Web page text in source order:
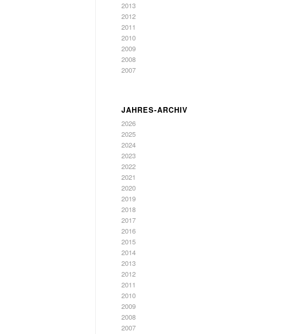
2013
2012
2011
2010
2009
2008
2007
JAHRES-ARCHIV
2026
2025
2024
2023
2022
2021
2020
2019
2018
2017
2016
2015
2014
2013
2012
2011
2010
2009
2008
2007